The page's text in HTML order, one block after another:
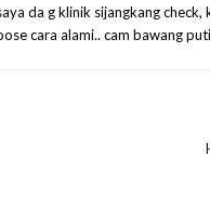
da g klinik sijangkang
cara alami.. cam bawang